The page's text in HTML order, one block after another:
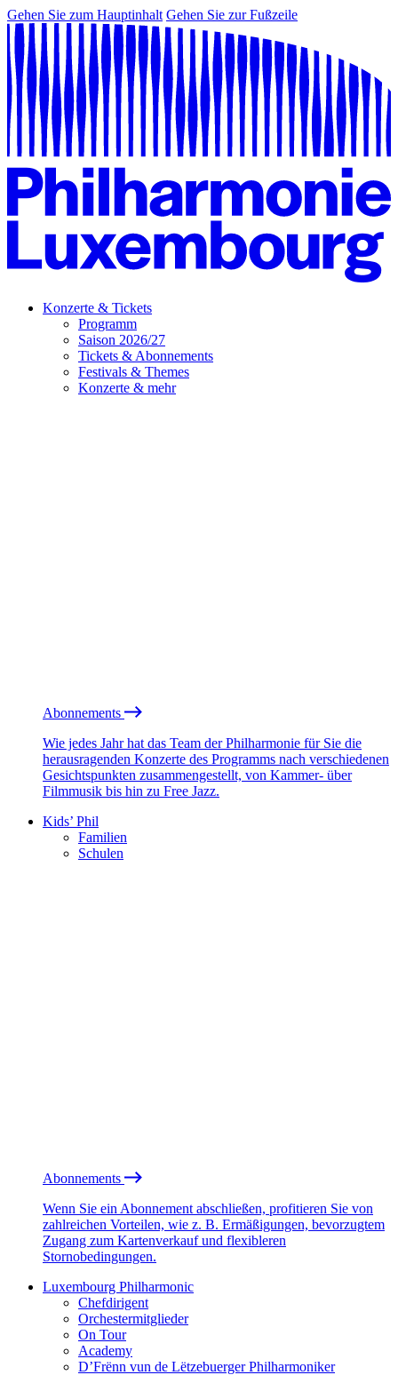
Gehen Sie zum Hauptinhalt Gehen Sie zur Fußzeile
Konzerte & Tickets
Programm
Saison 2026/27
Tickets & Abonnements
Festivals & Themes
Konzerte & mehr
Abonnements
Wie jedes Jahr hat das Team der Philharmonie für Sie die
herausragenden Konzerte des Programms nach verschiedenen
Gesichtspunkten zusammengestellt, von Kammer- über
Filmmusik bis hin zu Free Jazz.
Kids’ Phil
Familien
Schulen
Abonnements
Wenn Sie ein Abonnement abschließen, profitieren Sie von
zahlreichen Vorteilen, wie z. B. Ermäßigungen, bevorzugtem
Zugang zum Kartenverkauf und flexibleren
Stornobedingungen.
Luxembourg Philharmonic
Chefdirigent
Orchestermitglieder
On Tour
Academy
D’Frënn vun de Lëtzebuerger Philharmoniker